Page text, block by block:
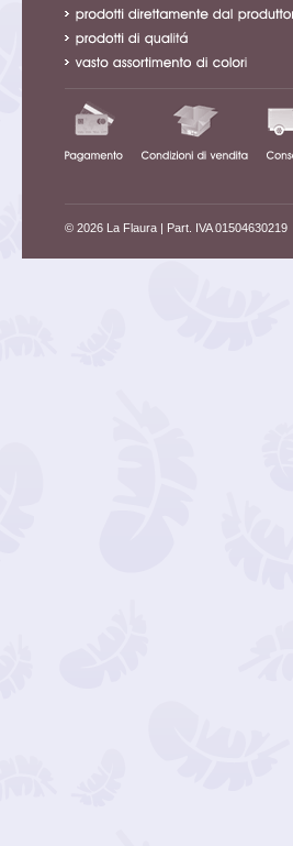
© 2026 La Flaura| Part. IVA 01504630219